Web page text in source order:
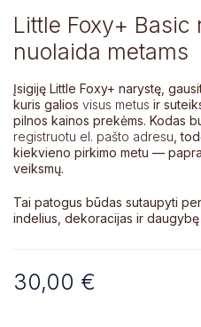
Little Foxy+ Basic
nuolaida metams
Įsigiję Little Foxy+ narystę,
kuris galios visus metus ir
pilnos kainos prekėms. Kodas
registruotu el. pašto adresu,
kiekvieno pirkimo metu —
veiksmų.
Tai patogus būdas sutaupyti
indelius, dekoracijas ir
30,00 €